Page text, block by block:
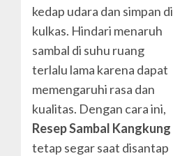
kedap udara dan simpan di
kulkas. Hindari menaruh
sambal di suhu ruang
terlalu lama karena dapat
memengaruhi rasa dan
kualitas. Dengan cara ini,
Resep Sambal Kangkung
tetap segar saat disantap